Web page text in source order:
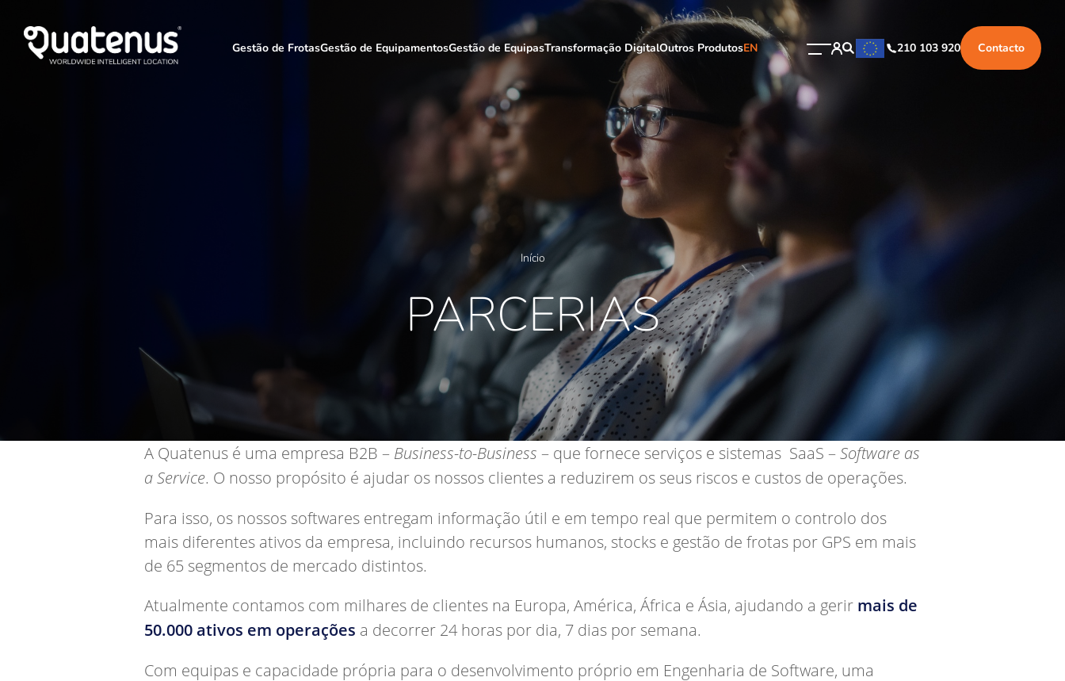
Gestão de FrotasGestão de EquipamentosGestão de EquipasTransformação DigitalOutros ProdutosEN 210 103 920 Contacto
Início
PARCERIAS
A Quatenus é uma empresa B2B – Business-to-Business – que fornece serviços e sistemas SaaS –Software as
a Service. O nosso propósito é ajudar os nossos clientes a reduzirem os seus riscos e custos de operações.
Para isso, os nossos softwares entregam informação útil e em tempo real que permitem o controlo dos
mais diferentes ativos da empresa, incluindo recursos humanos, stocks e gestão de frotas por GPS em mais
de 65 segmentos de mercado distintos.
Atualmente contamos com milhares de clientes na Europa, América, África e Ásia, ajudando a gerir mais de
50.000 ativos em operações a decorrer 24 horas por dia, 7 dias por semana.
Com equipas e capacidade própria para o desenvolvimento próprio em Engenharia de Software, uma